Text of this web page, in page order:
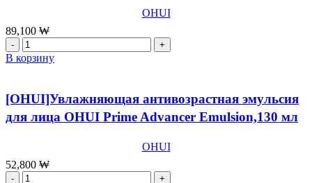
OHUI
89,100 ₩
Количество
товара
[OHUI]Концентрированный
крем
для
лица
Ampoule
Capture
В корзину
[OHUI]Увлажняющая антивозрастная эмульсия
для лица OHUI Prime Advancer Emulsion,130 мл
OHUI
52,800 ₩
Количество